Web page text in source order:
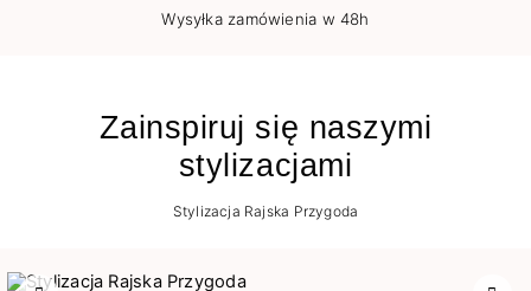
Wysyłka zamówienia w 48h
Zainspiruj się naszymi
stylizacjami
Stylizacja Rajska Przygoda